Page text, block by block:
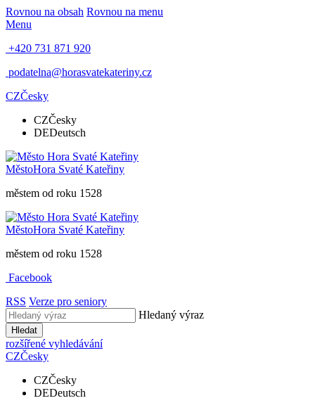
Rovnou na obsah Rovnou na menu
Menu
+420 731 871 920
podatelna@horasvatekateriny.cz
CZČesky
CZČesky
DEDeutsch
MěstoHora Svaté Kateřiny
městem od roku 1528
MěstoHora Svaté Kateřiny
městem od roku 1528
Facebook
RSS Verze pro seniory
Hledaný výraz
Hledat
rozšířené vyhledávání
CZČesky
CZČesky
DEDeutsch